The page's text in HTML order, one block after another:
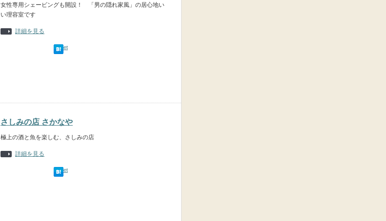
女性専用シェービングも開設！ 「男の隠れ家風」の居心地い
い理容室です
詳細を見る
Tweet
さしみの店 さかなや
極上の酒と魚を楽しむ、さしみの店
詳細を見る
Tweet